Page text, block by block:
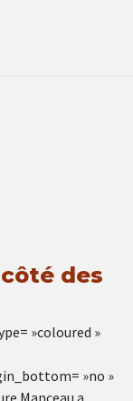
des
»coloured »
»no »